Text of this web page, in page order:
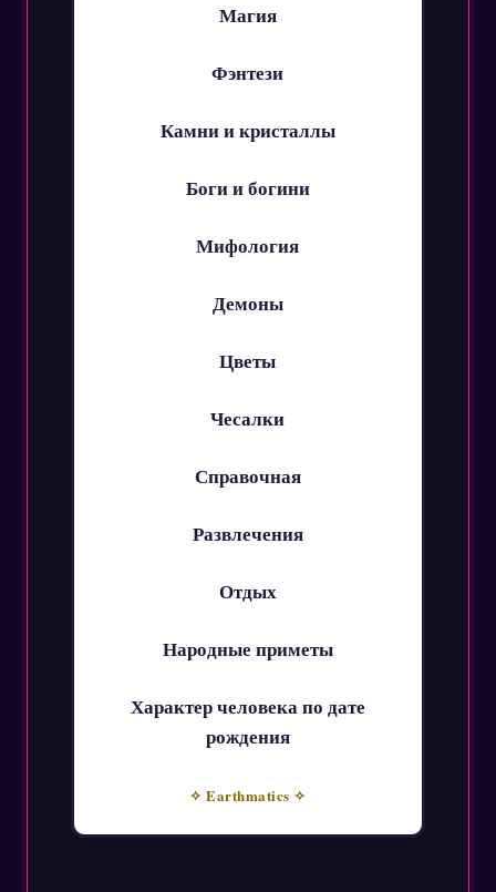
Магия
Фэнтези
Камни и кристаллы
Боги и богини
Мифология
Демоны
Цветы
Чесалки
Справочная
Развлечения
Отдых
Народные приметы
Характер человека по дате
рождения
✧ Earthmatics ✧